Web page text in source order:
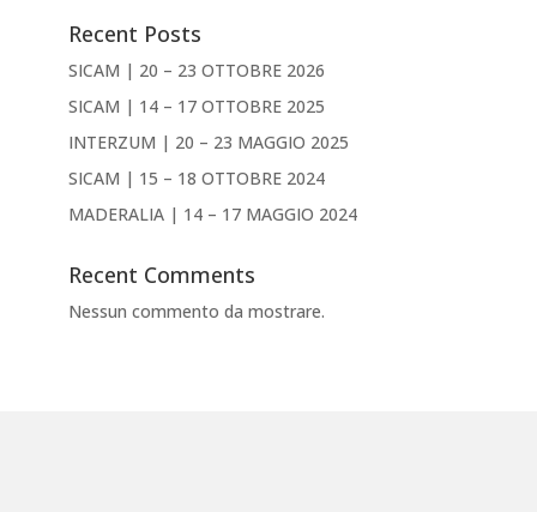
Recent Posts
SICAM | 20 – 23 OTTOBRE 2026
SICAM | 14 – 17 OTTOBRE 2025
INTERZUM | 20 – 23 MAGGIO 2025
SICAM | 15 – 18 OTTOBRE 2024
MADERALIA | 14 – 17 MAGGIO 2024
Recent Comments
Nessun commento da mostrare.